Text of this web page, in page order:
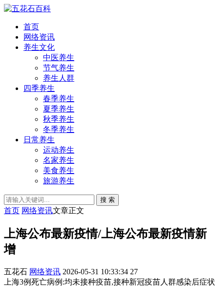
首页
网络资讯
养生文化
中医养生
节气养生
养生人群
四季养生
春季养生
夏季养生
秋季养生
冬季养生
日常养生
运动养生
名家养生
美食养生
旅游养生
搜 索
首页 网络资讯文章正文
上海公布最新疫情/上海公布最新疫情新
增
五花石 网络资讯 2026-05-31 10:33:34 27
上海3例死亡病例:均未接种疫苗,接种新冠疫苗人群感染后症状